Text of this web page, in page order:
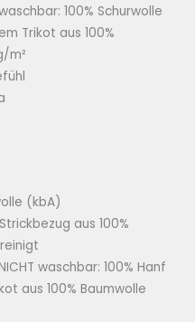
100% Schurwolle
Trikot aus 100%
m²
(kbA)
aus 100%
waschbar: 100% Hanf
aus 100% Baumwolle